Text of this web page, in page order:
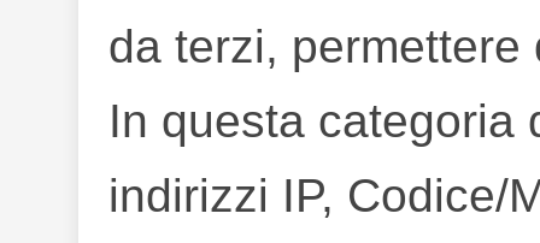
da terzi,
In questa categoria
indirizzi IP, Codice/